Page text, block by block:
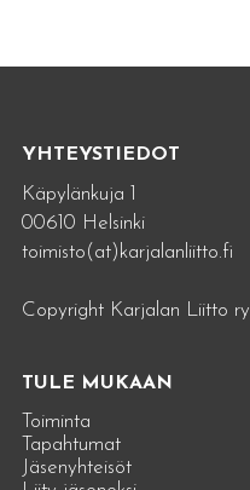
YHTEYSTIEDOT
Käpylänkuja 1
00610 Helsinki
toimisto(at)karjalanliitto.fi
Copyright Karjalan Liitto ry
TULE MUKAAN
Toiminta
Tapahtumat
Jäsenyhteisöt